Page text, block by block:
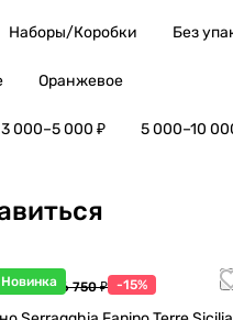
Наборы/Коробки Без
Оранжевое
3 000–5 000 ₽ 5 000–10
Новинка
738 ₽26 750 ₽ -15%